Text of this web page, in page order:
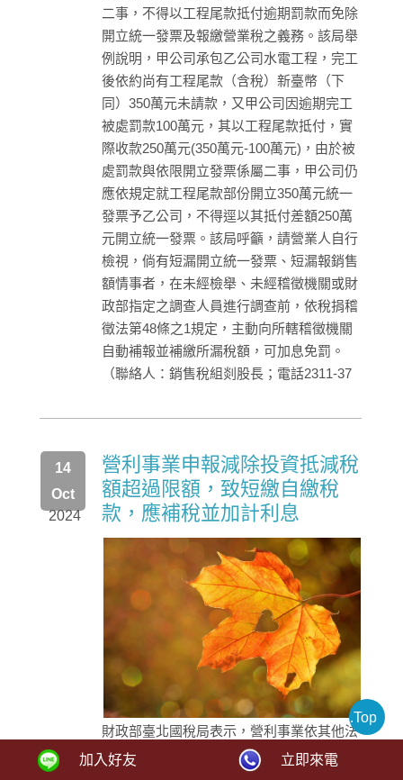
二事，不得以工程尾款抵付逾期罰款而免除
開立統一發票及報繳營業稅之義務。該局舉
例說明，甲公司承包乙公司水電工程，完工
後依約尚有工程尾款（含稅）新臺幣（下
同）350萬元未請款，又甲公司因逾期完工
被處罰款100萬元，其以工程尾款抵付，實
際收款250萬元(350萬元-100萬元)，由於被
處罰款與依限開立發票係屬二事，甲公司仍
應依規定就工程尾款部份開立350萬元統一
發票予乙公司，不得逕以其抵付差額250萬
元開立統一發票。該局呼籲，請營業人自行
檢視，倘有短漏開立統一發票、短漏報銷售
額情事者，在未經檢舉、未經稽徵機關或財
政部指定之調查人員進行調查前，依稅捐稽
徵法第48條之1規定，主動向所轄稽徵機關
自動補報並補繳所漏稅額，可加息免罰。
（聯絡人：銷售稅組剡股長；電話2311-37
2024
14
Oct
營利事業申報減除投資抵減稅
額超過限額，致短繳自繳稅
款，應補稅並加計利息
財政部臺北國稅局表示，營利事業依其他法
律規定申報之投資抵減稅額，超過規定限
額，致短繳自繳稅款，經稽徵機關核定補繳
.Top
加入好友 立即來電